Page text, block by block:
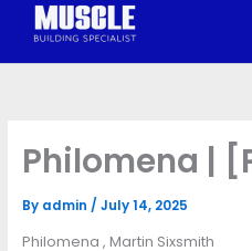
Philomena |
By admin / July 14, 2025
Philomena , Martin Sixsmith